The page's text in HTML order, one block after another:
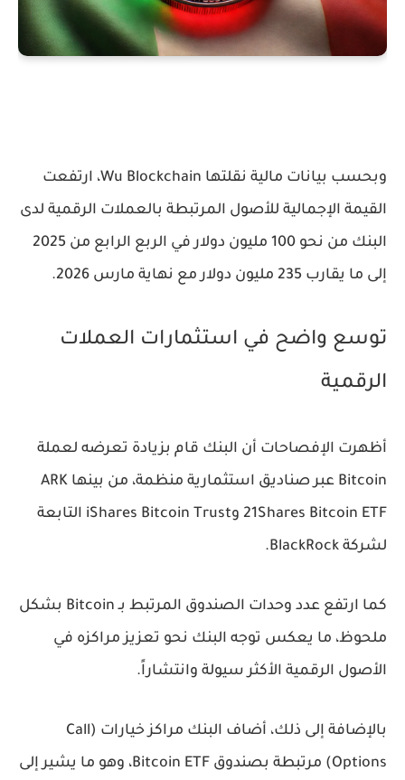
وبحسب بيانات مالية نقلتها Wu Blockchain، ارتفعت
القيمة الإجمالية للأصول المرتبطة بالعملات الرقمية لدى
البنك من نحو 100 مليون دولار في الربع الرابع من 2025
إلى ما يقارب 235 مليون دولار مع نهاية مارس 2026.
توسع واضح في استثمارات العملات
الرقمية
أظهرت الإفصاحات أن البنك قام بزيادة تعرضه لعملة
Bitcoin عبر صناديق استثمارية منظمة، من بينها ARK
21Shares Bitcoin ETF وiShares Bitcoin Trust التابعة
لشركة BlackRock.
كما ارتفع عدد وحدات الصندوق المرتبط بـ Bitcoin بشكل
ملحوظ، ما يعكس توجه البنك نحو تعزيز مراكزه في
الأصول الرقمية الأكثر سيولة وانتشاراً.
بالإضافة إلى ذلك، أضاف البنك مراكز خيارات (Call
Options) مرتبطة بصندوق Bitcoin ETF، وهو ما يشير إلى